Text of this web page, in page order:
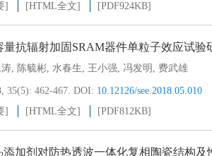
]
[HTML全文] [PDF924KB]
量抗辐射加固SRAM器件单粒子效应试验
, 陈毓彬, 水春生, 王小强, 冯发明 , 费武雄
35(5): 462-467. DOI: 10.12126/see.2018.05.010
]
[HTML全文] [PDF812KB]
添加剂对防热透波一体化复相陶瓷结构及